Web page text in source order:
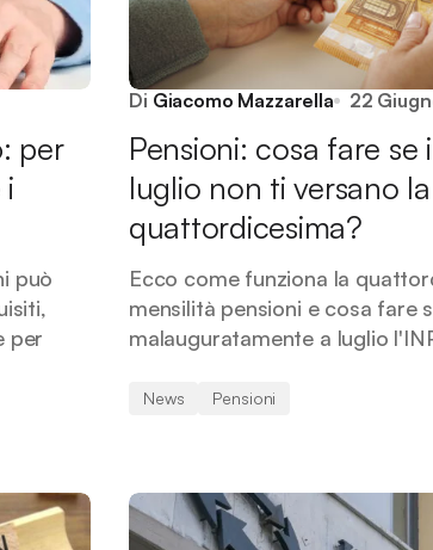
per
i
può
per
Di Giacomo Mazzarella 22
Pensioni: cosa fare se
luglio non ti versano la
quattordicesima?
Ecco come funziona la
mensilità pensioni e cosa fare
malauguratamente a luglio
News Pensioni